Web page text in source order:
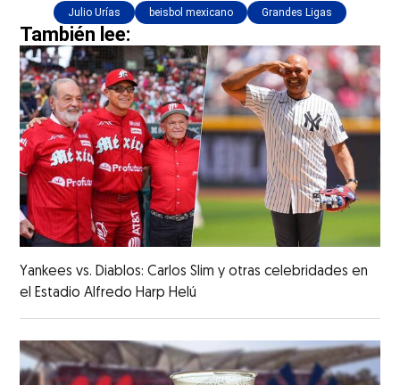
Julio Urías beisbol mexicano Grandes Ligas
También lee:
Yankees vs. Diablos: Carlos Slim y otras celebridades en
el Estadio Alfredo Harp Helú